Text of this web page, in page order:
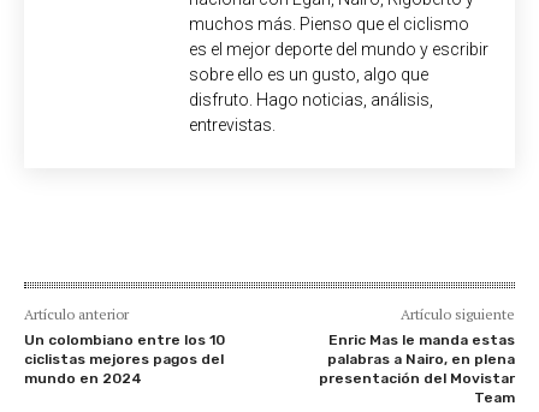
muchos más. Pienso que el ciclismo
es el mejor deporte del mundo y escribir
sobre ello es un gusto, algo que
disfruto. Hago noticias, análisis,
entrevistas.
Artículo anterior
Un colombiano entre los 10
ciclistas mejores pagos del
mundo en 2024
Artículo siguiente
Enric Mas le manda estas
palabras a Nairo, en plena
presentación del Movistar
Team